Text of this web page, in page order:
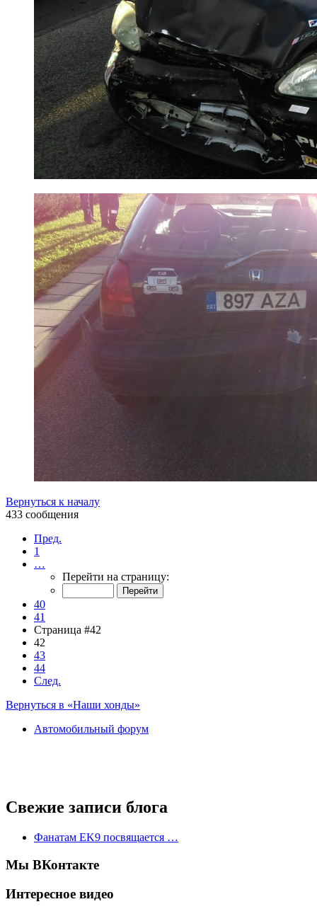
Вернуться к началу
433 сообщения
Пред.
1
…
Перейти на страницу:
40
41
Страница #42
42
43
44
След.
Вернуться в «Наши хонды»
Автомобильный форум
Свежие записи блога
Фанатам EK9 посвящается …
Мы ВКонтакте
Интересное видео